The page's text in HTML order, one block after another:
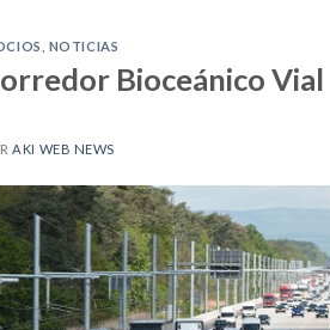
NOTICIAS
Bioceánico Vial
AKI WEB NEWS